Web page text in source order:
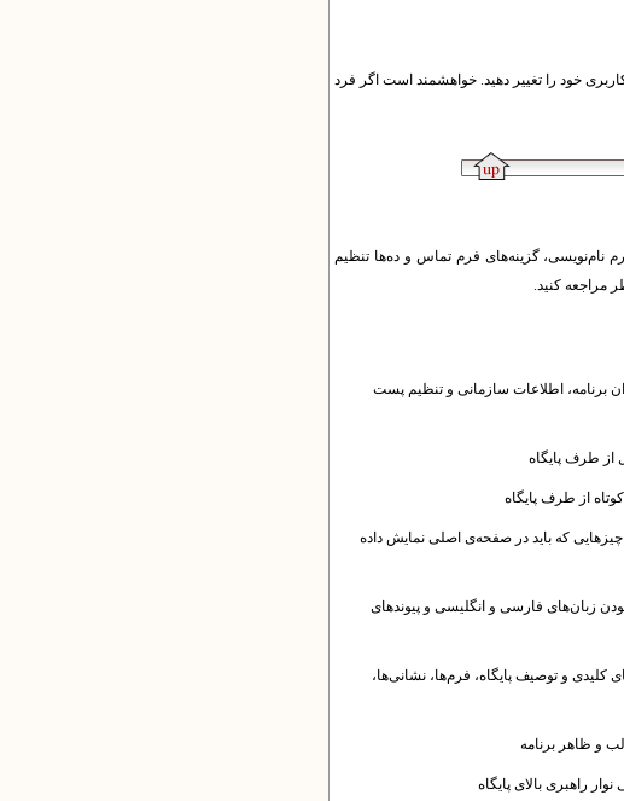
خود را تغییر دهید. خواهشمند است اگر فرد
نام‌نویسی، گزینه‌های فرم تماس و ده‌ها تنظیم
مراجعه کنید.
برنامه، اطلاعات سازمانی و تنظیم پست
از طرف پایگاه
از طرف پایگاه
که باید در صفحه‌ی اصلی نمایش داده
زبان‌های فارسی و انگلیسی و پیوندهای
کلیدی و توصیف پایگاه، فرم‌ها، نشانی‌ها،
و ظاهر برنامه
راهبری بالای پایگاه